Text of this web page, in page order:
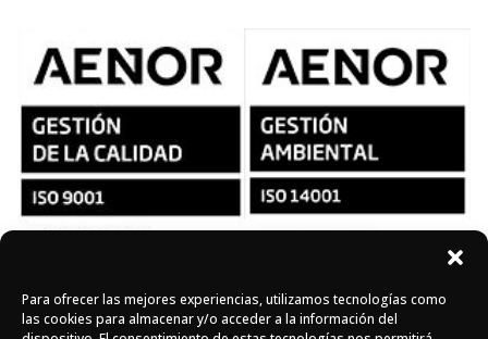
Para ofrecer las mejores experiencias, utilizamos tecnologías como
las cookies para almacenar y/o acceder a la información del
Síguenos en redes